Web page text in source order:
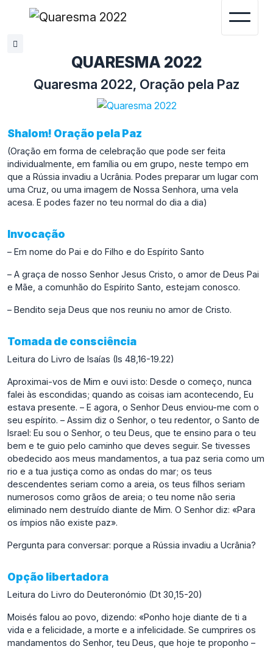
QUARESMA 2022
Quaresma 2022, Oração pela Paz
Shalom! Oração pela Paz
(Oração em forma de celebração que pode ser feita
individualmente, em família ou em grupo, neste tempo em
que a Rússia invadiu a Ucrânia. Podes preparar um lugar com
uma Cruz, ou uma imagem de Nossa Senhora, uma vela
acesa. E podes fazer no teu normal do dia a dia)
Invocação
– Em nome do Pai e do Filho e do Espírito Santo
– A graça de nosso Senhor Jesus Cristo, o amor de Deus Pai
e Mãe, a comunhão do Espírito Santo, estejam conosco.
– Bendito seja Deus que nos reuniu no amor de Cristo.
Tomada de consciência
Leitura do Livro de Isaías (Is 48,16-19.22)
Aproximai-vos de Mim e ouvi isto: Desde o começo, nunca
falei às escondidas; quando as coisas iam acontecendo, Eu
estava presente. – E agora, o Senhor Deus enviou-me com o
seu espírito. – Assim diz o Senhor, o teu redentor, o Santo de
Israel: Eu sou o Senhor, o teu Deus, que te ensino para o teu
bem e te guio pelo caminho que deves seguir. Se tivesses
obedecido aos meus mandamentos, a tua paz seria como um
rio e a tua justiça como as ondas do mar; os teus
descendentes seriam como a areia, os teus filhos seriam
numerosos como grãos de areia; o teu nome não seria
eliminado nem destruído diante de Mim. O Senhor diz: «Para
os ímpios não existe paz».
Pergunta para conversar: porque a Rússia invadiu a Ucrânia?
Opção libertadora
Leitura do Livro do Deuteronómio (Dt 30,15-20)
Moisés falou ao povo, dizendo: «Ponho hoje diante de ti a
vida e a felicidade, a morte e a infelicidade. Se cumprires os
mandamentos do Senhor, teu Deus, que hoje te proponho –